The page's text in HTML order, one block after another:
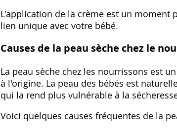
L'application de la crème est un moment
lien unique avec votre bébé.
Causes de la peau sèche chez le
La peau sèche chez les nourrissons est
à l'origine. La peau des bébés est
qui la rend plus vulnérable à la
Voici quelques causes fréquentes de la